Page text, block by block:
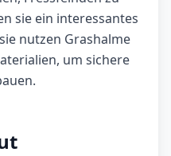
sie ein interessantes
nutzen Grashalme
um sichere